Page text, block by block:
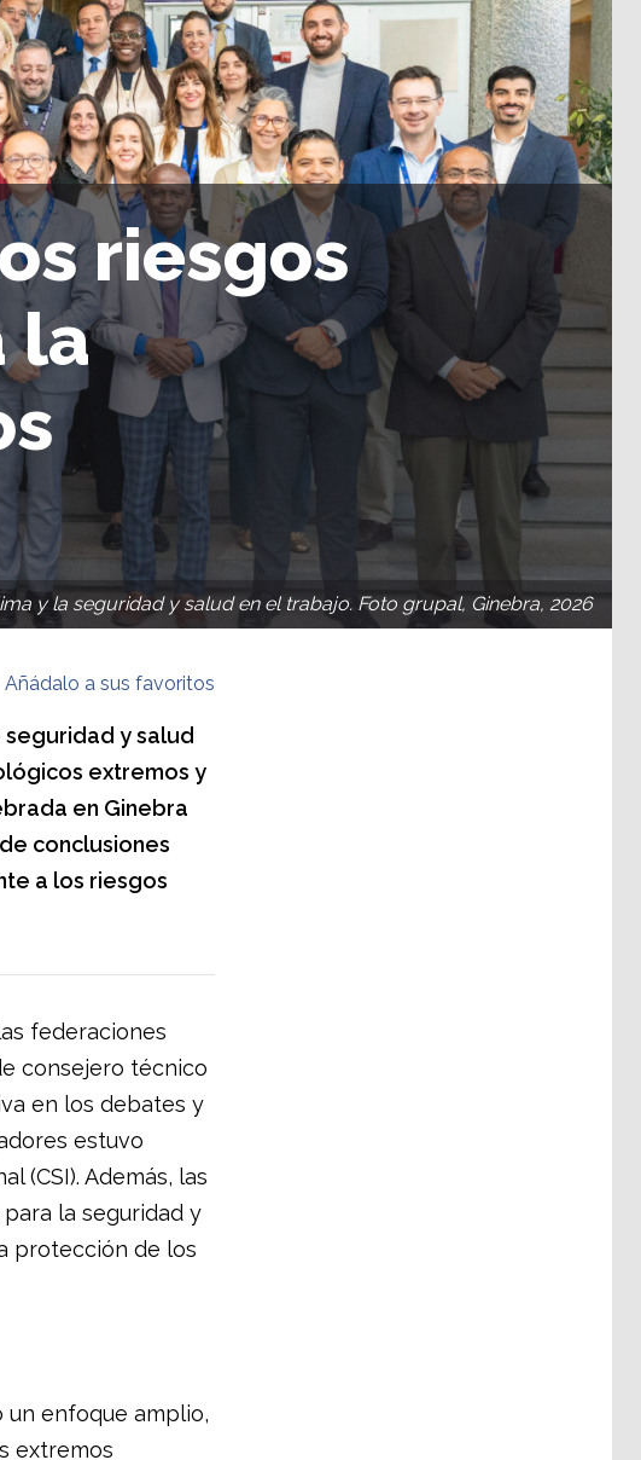
riesgos
la
y la seguridad y salud en el trabajo. Foto grupal, Ginebra, 2026
Añádalo a sus favoritos
y salud
extremos y
en Ginebra
conclusiones
a los riesgos
federaciones
consejero técnico
en los debates y
estuvo
(CSI). Además, las
la seguridad y
protección de los
enfoque amplio,
extremos